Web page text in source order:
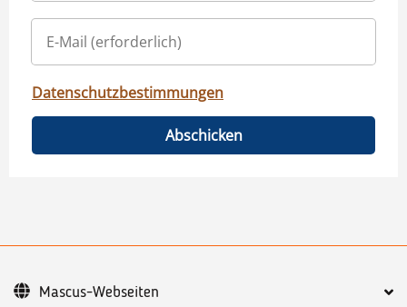
Datenschutzbestimmungen
Abschicken
Mascus-Webseiten